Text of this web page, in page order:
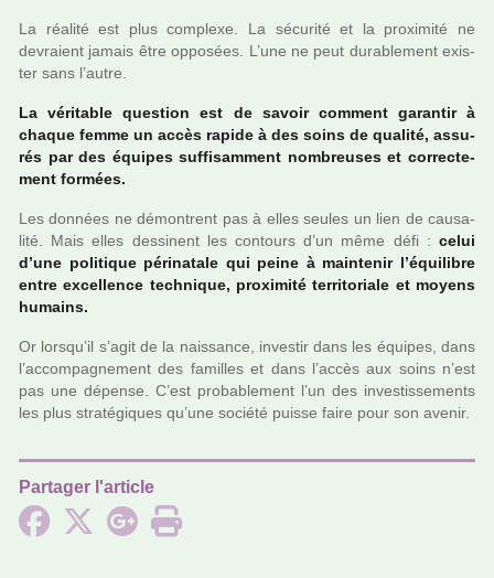
La réa­lité est plus com­plexe. La sécu­rité et la proxi­mité ne
devraient jamais être oppo­sées. L’une ne peut dura­ble­ment exis­
ter sans l’autre.
La véri­ta­ble ques­tion est de savoir com­ment garan­tir à
chaque femme un accès rapide à des soins de qua­lité, assu­
rés par des équipes suf­fi­sam­ment nom­breu­ses et cor­rec­te­
ment for­mées.
Les don­nées ne démon­trent pas à elles seules un lien de cau­sa­
lité. Mais elles des­si­nent les contours d’un même défi : celui
d’une poli­ti­que péri­na­tale qui peine à main­te­nir l’équilibre
entre excel­lence tech­ni­que, proxi­mité ter­ri­to­riale et moyens
humains.
Or lorsqu’il s’agit de la nais­sance, inves­tir dans les équipes, dans
l’accom­pa­gne­ment des famil­les et dans l’accès aux soins n’est
pas une dépense. C’est pro­ba­ble­ment l’un des inves­tis­se­ments
les plus stra­té­gi­ques qu’une société puisse faire pour son avenir.
Partager l'article